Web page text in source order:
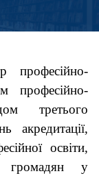
професійно-
професійно-
третього
акредитації,
освіти,
громадян у